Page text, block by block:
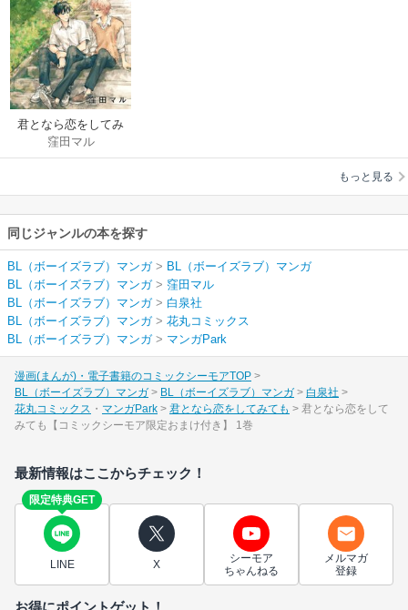
君となら恋をしてみ
ても
窪田マル
もっと見る
同じジャンルの本を探す
BL（ボーイズラブ）マンガ> BL（ボーイズラブ）マンガ
BL（ボーイズラブ）マンガ> 窪田マル
BL（ボーイズラブ）マンガ> 白泉社
BL（ボーイズラブ）マンガ> 花丸コミックス
BL（ボーイズラブ）マンガ> マンガPark
漫画(まんが)・電子書籍のコミックシーモアTOP
BL（ボーイズラブ）マンガ
BL（ボーイズラブ）マンガ
白泉社
花丸コミックス
マンガPark 君となら恋をしてみても
君となら恋をして
みても【コミックシーモア限定おまけ付き】 1巻
最新情報はここからチェック！
限定特典GET
LINE X
シーモア
ちゃんねる
メルマガ
登録